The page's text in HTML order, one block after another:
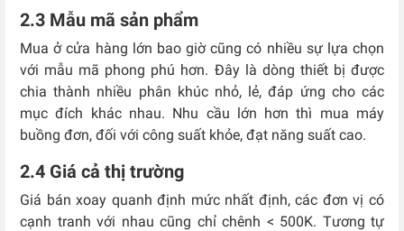
2.3 Mẫu mã sản phẩm
Mua ở cửa hàng lớn bao giờ cũng có nhiều sự lựa chọn
với mẫu mã phong phú hơn. Đây là dòng thiết bị được
chia thành nhiều phân khúc nhỏ, lẻ, đáp ứng cho các
mục đích khác nhau. Nhu cầu lớn hơn thì mua máy
buồng đơn, đối với công suất khỏe, đạt năng suất cao.
2.4 Giá cả thị trường
Giá bán xoay quanh định mức nhất định, các đơn vị có
cạnh tranh với nhau cũng chỉ chênh < 500K. Tương tự